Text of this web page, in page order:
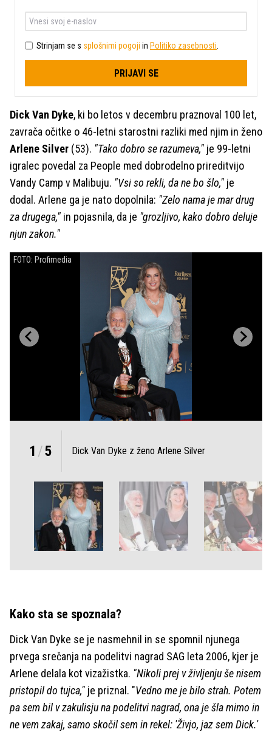
Strinjam se s splošnimi pogoji in Politiko zasebnosti
PRIJAVI SE
Dick Van Dyke, ki bo letos v decembru praznoval 100 let,
zavrača očitke o 46-letni starostni razliki med njim in ženo
Arlene Silver (53). "Tako dobro se razumeva," je 99-letni
igralec povedal za People med dobrodelno prireditvijo
Vandy Camp v Malibuju. "Vsi so rekli, da ne bo šlo," je
dodal. Arlene ga je nato dopolnila: "Zelo nama je mar drug
za drugega," in pojasnila, da je "grozljivo, kako dobro deluje
njun zakon."
FOTO: Profimedia
1 /5 Dick Van Dyke z ženo Arlene Silver
Kako sta se spoznala?
Dick Van Dyke se je nasmehnil in se spomnil njunega
prvega srečanja na podelitvi nagrad SAG leta 2006, kjer je
Arlene delala kot vizažistka. "Nikoli prej v življenju še nisem
pristopil do tujca," je priznal. "Vedno me je bilo strah. Potem
pa sem bil v zakulisju na podelitvi nagrad, ona je šla mimo in
ne vem zakaj, samo skočil sem in rekel: 'Živjo, jaz sem Dick.'